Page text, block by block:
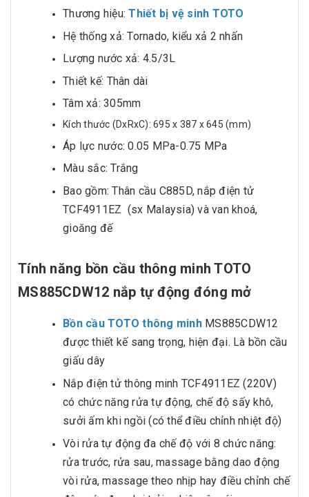
Thương hiệu:Thiết bị vệ sinh TOTO
Hệ thống xả: Tornado, kiểu xả 2 nhấn
Lượng nước xả: 4.5/3L
Thiết kế: Thân dài
Tâm xả: 305mm
Kích thước (DxRxC): 695 x 387 x 645 (mm)
Áp lực nước: 0.05 MPa-0.75 MPa
Màu sắc: Trắng
Bao gồm: Thân cầu C885D, nắp điện tử
TCF4911EZ (sx Malaysia) và van khoá,
gioăng đế
Tính năng bồn cầu thông minh TOTO
MS885CDW12 nắp tự động đóng mở
Bồn cầu TOTO thông minh MS885CDW12
được thiết kế sang trọng, hiện đại. Là bồn cầu
giấu dây
Nắp điện tử thông minh TCF4911EZ (220V)
có chức năng rửa tự động, chế độ sấy khô,
sưởi ấm khi ngồi (có thể điều chỉnh nhiệt độ)
Vòi rửa tự động đa chế độ với 8 chức năng:
rửa trước, rửa sau, massage bằng dao động
vòi rửa, massage theo nhịp hay điều chỉnh chế